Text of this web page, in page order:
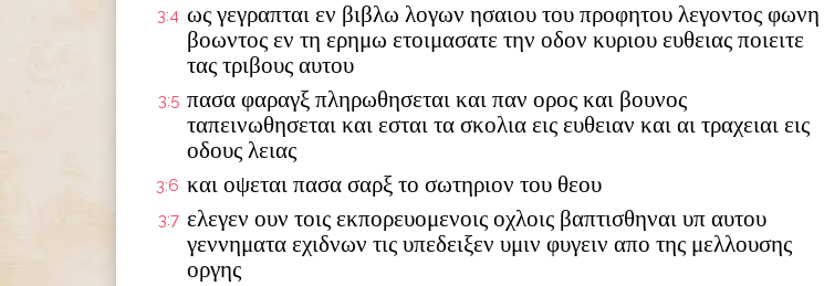
3:4 ως γεγραπται εν βιβλω λογων ησαιου του προφητου λεγοντος φωνη
βοωντος εν τη ερημω ετοιμασατε την οδον κυριου ευθειας ποιειτε
τας τριβους αυτου
3:5 πασα φαραγξ πληρωθησεται και παν ορος και βουνος
ταπεινωθησεται και εσται τα σκολια εις ευθειαν και αι τραχειαι εις
οδους λειας
3:6 και οψεται πασα σαρξ το σωτηριον του θεου
3:7 ελεγεν ουν τοις εκπορευομενοις οχλοις βαπτισθηναι υπ αυτου
γεννηματα εχιδνων τις υπεδειξεν υμιν φυγειν απο της μελλουσης
οργης